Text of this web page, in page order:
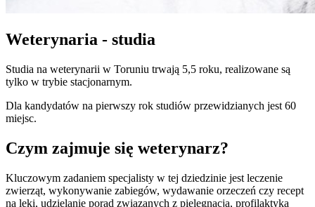
Weterynaria - studia
Studia na weterynarii w Toruniu trwają 5,5 roku, realizowane są
tylko w trybie stacjonarnym.
Dla kandydatów na pierwszy rok studiów przewidzianych jest 60
miejsc.
Czym zajmuje się weterynarz?
Kluczowym zadaniem specjalisty w tej dziedzinie jest leczenie
zwierząt, wykonywanie zabiegów, wydawanie orzeczeń czy recept
na leki, udzielanie porad związanych z pielęgnacją, profilaktyka